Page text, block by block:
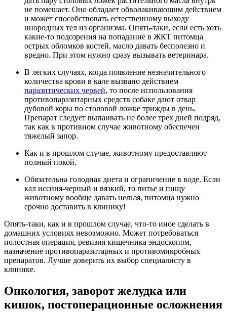
не помешает. Оно обладает обволакивающим действием
и может способствовать естественному выходу
инородных тел из организма. Опять-таки, если есть хоть
какие-то подозрения на попадание в ЖКТ питомца
острых обломков костей, масло давать бесполезно и
вредно. При этом нужно сразу вызывать ветеринара.
В легких случаях, когда появление незначительного
количества крови в кале вызвано действием
паразитических червей, то после использования
противопаразитарных средств собаке дают отвар
дубовой коры по столовой ложке трижды в день.
Препарат следует выпаивать не более трех дней подряд,
так как в противном случае животному обеспечен
тяжелый запор.
Как и в прошлом случае, животному предоставляют
полный покой.
Обязательна голодная диета и ограничение в воде. Если
кал иссиня-черный и вязкий, то питье и пищу
животному вообще давать нельзя, питомца нужно
срочно доставить в клинику!
Опять-таки, как и в прошлом случае, что-то иное сделать в
домашних условиях невозможно. Может потребоваться
полостная операция, ревизия кишечника эндоскопом,
назначение противопаразитарных и противомикробных
препаратов. Лучше доверить их выбор специалисту в
клинике.
Онкология, заворот желудка или
кишок, постоперационные осложнения